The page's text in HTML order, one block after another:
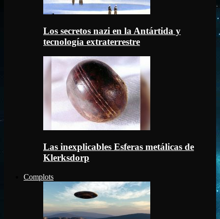
Los secretos nazi en la Antártida y
tecnología extraterrestre
Las inexplicables Esferas metálicas de
Klerksdorp
Complots